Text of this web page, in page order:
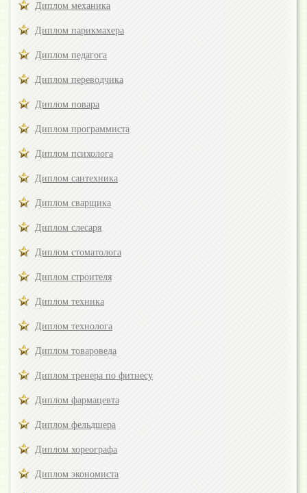
Диплом механика
Диплом парикмахера
Диплом педагога
Диплом переводчика
Диплом повара
Диплом программиста
Диплом психолога
Диплом сантехника
Диплом сварщика
Диплом слесаря
Диплом стоматолога
Диплом строителя
Диплом техника
Диплом технолога
Диплом товароведа
Диплом тренера по фитнесу
Диплом фармацевта
Диплом фельдшера
Диплом хореографа
Диплом экономиста